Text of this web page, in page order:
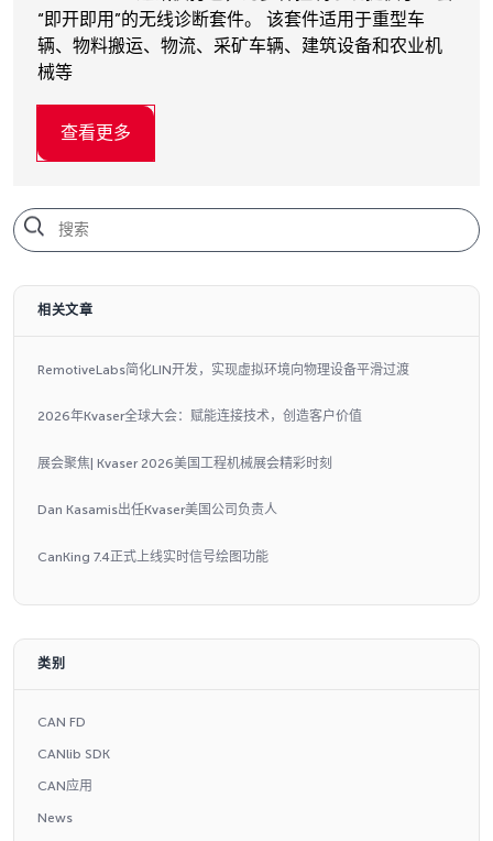
“即开即用”的无线诊断套件。 该套件适用于重型车
辆、物料搬运、物流、采矿车辆、建筑设备和农业机
械等
查看更多
相关文章
RemotiveLabs简化LIN开发，实现虚拟环境向物理设备平滑过渡
2026年Kvaser全球大会：赋能连接技术，创造客户价值
展会聚焦| Kvaser 2026美国工程机械展会精彩时刻
Dan Kasamis出任Kvaser美国公司负责人
CanKing 7.4正式上线实时信号绘图功能
类别
CAN FD
CANlib SDK
CAN应用
News